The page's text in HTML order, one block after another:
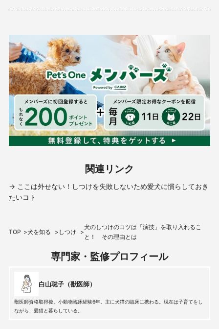
関連リンク
→ ここは外せない！しつけを失敗しないため愛犬に慣らしておき
たいコト
TOP 犬を知る しつけ
犬のしつけのコツは「演技」を取り入れるこ
と！ その理由とは
専門家・監修プロフィール
白山聡子（獣医師）
獣医師資格取得後、小動物臨床経験6年。主に犬猫の臨床に携わる。現在は子育てをし
ながら、愛猫と暮らしている。